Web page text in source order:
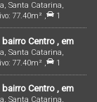
Santa Catarina,
77.40m² ,
1
Centro , em
Santa Catarina,
77.40m² ,
1
Centro , em
Santa Catarina,